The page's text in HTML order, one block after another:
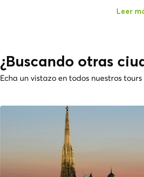
Leer
¿Buscando otras
Echa un vistazo en todos nuestros